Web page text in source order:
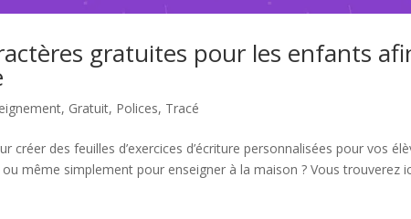
gratuites pour les enfants
, Gratuit, Polices, Tracé
créer des feuilles d’exercices d’écriture personnalisées pour vos
même simplement pour enseigner à la maison ? Vous trouverez